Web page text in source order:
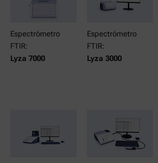
Espectrómetro
FTIR:
Lyza 7000
Espectrómetro
FTIR:
Lyza 3000